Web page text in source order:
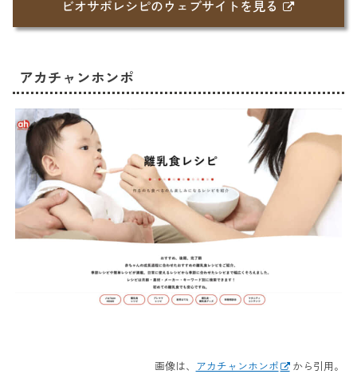
ビオサポレシピのウェブサイトを見る
アカチャンホンポ
画像は、 アカチャンホンポ から引用。